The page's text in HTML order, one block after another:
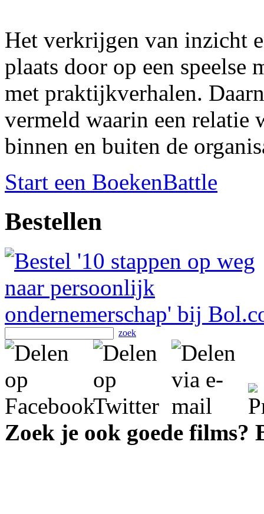
Het verkrijgen van inzicht
plaats door op een speelse
met praktijkverhalen.
vermeld waarin een relatie
binnen en buiten de
Start een BoekenBattle
Bestellen
zoek
Zoek je ook goede films?